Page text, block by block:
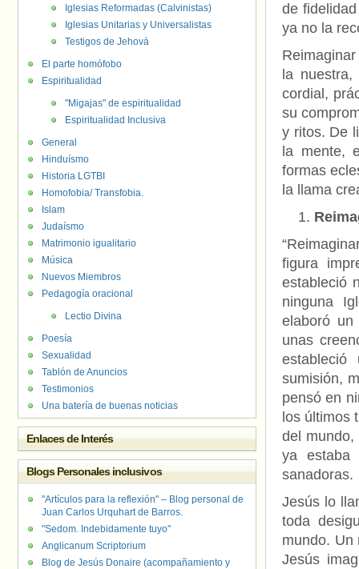
de
ya no la
la
cordial,
su
y ritos. De
la mente,
formas
la llama
figura
estableció
ninguna
elaboró
unas
sumisión,
pensó en
los últimos
del
ya estaba
sanadoras.
Jesús lo
toda
mundo. Un
Jesús
Iglesias Reformadas (Calvinistas)
Iglesias Unitarias y Universalistas
Testigos de Jehová
El parte homófobo
Espiritualidad
"Migajas" de espiritualidad
Espiritualidad Inclusiva
General
Hinduísmo
Historia LGTBI
Homofobia/ Transfobia.
Islam
Judaísmo
Matrimonio igualitario
Música
Nuevos Miembros
Pedagogía oracional
Lectio Divina
Poesía
Sexualidad
Tablón de Anuncios
Testimonios
Una batería de buenas noticias
Enlaces de Interés
Blogs Personales inclusivos
"Artículos para la reflexión" – Blog personal de
Juan Carlos Urquhart de Barros.
"Sedom. Indebidamente tuyo"
Anglicanum Scriptorium
Blog de Jesús Donaire (acompañamiento y